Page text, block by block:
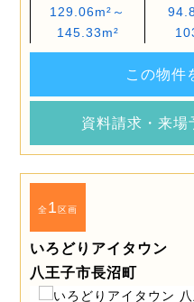
129.06m²～
145.33m²
この物件
資料請求・来場
全1区画
いろどりアイタウン
八王子市長沼町